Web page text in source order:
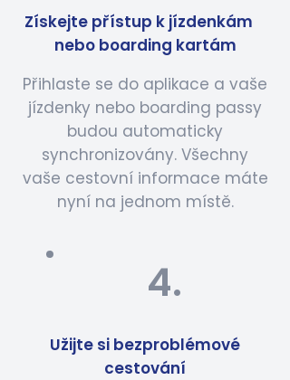
Získejte přístup k jízdenkám
nebo boarding kartám
Přihlaste se do aplikace a vaše
jízdenky nebo boarding passy
budou automaticky
synchronizovány. Všechny
vaše cestovní informace máte
nyní na jednom místě.
4.
Užijte si bezproblémové
cestování